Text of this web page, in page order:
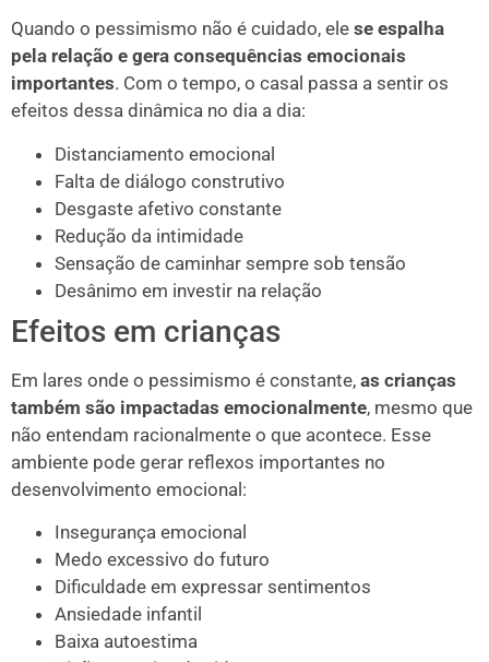
Quando o pessimismo não é cuidado, ele se espalha
pela relação e gera consequências emocionais
importantes. Com o tempo, o casal passa a sentir os
efeitos dessa dinâmica no dia a dia:
Distanciamento emocional
Falta de diálogo construtivo
Desgaste afetivo constante
Redução da intimidade
Sensação de caminhar sempre sob tensão
Desânimo em investir na relação
Efeitos em crianças
Em lares onde o pessimismo é constante, as crianças
também são impactadas emocionalmente, mesmo que
não entendam racionalmente o que acontece. Esse
ambiente pode gerar reflexos importantes no
desenvolvimento emocional:
Insegurança emocional
Medo excessivo do futuro
Dificuldade em expressar sentimentos
Ansiedade infantil
Baixa autoestima